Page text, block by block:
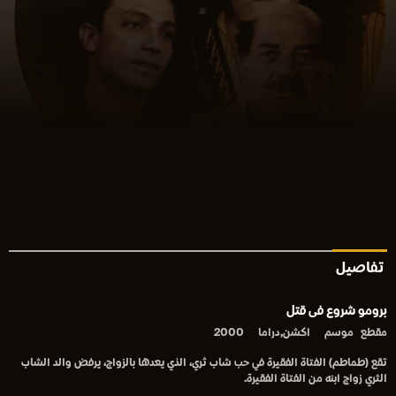
تفاصيل
برومو شروع فى قتل
مقطع موسم اكشن,دراما 2000
تقع (طماطم) الفتاة الفقيرة في حب شاب ثري، الذي يعدها بالزواج، يرفض والد الشاب
الثري زواج ابنه من الفتاة الفقيرة.